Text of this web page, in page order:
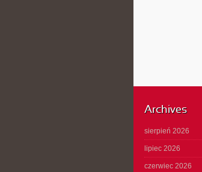
Archives
sierpień 2026
lipiec 2026
czerwiec 2026